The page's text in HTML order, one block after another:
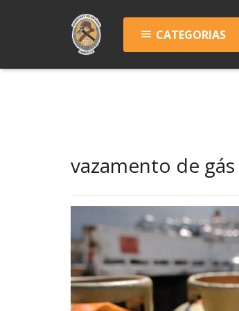
menu CATEGORIAS
vazamento de gás